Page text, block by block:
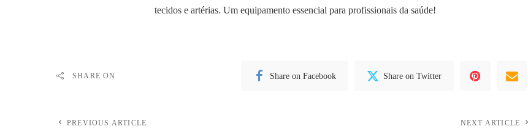
tecidos e artérias. Um equipamento essencial para profissionais da saúde!
SHARE ON Share on Facebook Share on Twitter
PREVIOUS ARTICLE NEXT ARTICLE